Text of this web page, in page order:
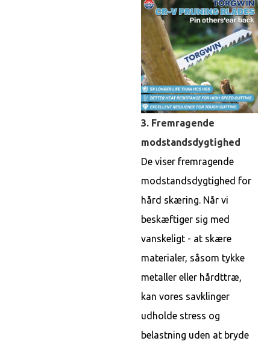
3. Fremragende
modstandsdygtighed
De viser fremragende
modstandsdygtighed for
hård skæring. Når vi
beskæftiger sig med
vanskeligt - at skære
materialer, såsom tykke
metaller eller hårdttræ,
kan vores savklinger
udholde stress og
belastning uden at bryde